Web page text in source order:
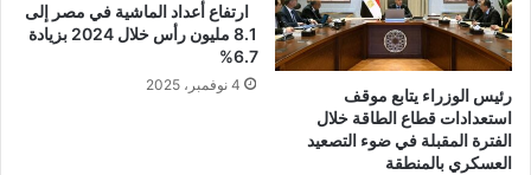
رئيس الوزراء يتابع موقف
استعدادات قطاع الطاقة خلال
الفترة المقبلة في ضوء التصعيد
العسكري بالمنطقة
ارتفاع أعداد الماشية في مصر إلى
8.1 مليون رأس خلال 2024 بزيادة
6.7%
4 نوفمبر، 2025